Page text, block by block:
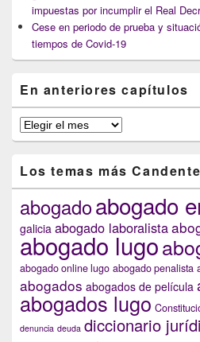
impuestas por incumplir el Real
Cese en periodo de prueba y
tiempos de Covid-19
En anteriores capítulos
En
anteriores
Los temas más
abogadoabogado
galicia abogado laboralista
abogado lugo
abogado online lugo abogado penalista
abogados abogados de película
abogados lugo
denuncia deuda diccionario